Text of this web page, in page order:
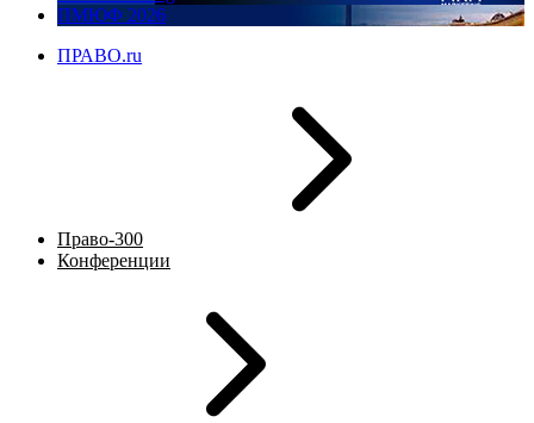
ПМЮФ 2026
ПРАВО.ru
Право-300
Конференции